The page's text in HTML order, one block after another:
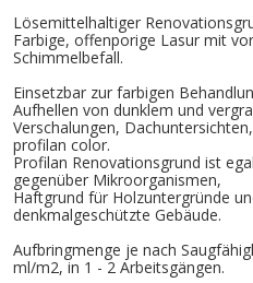
Lösemittelhaltiger
Farbige, offenporige Lasur mit
Schimmelbefall.
Einsetzbar zur farbigen
Aufhellen von dunklem und
Verschalungen,
profilan color.
Profilan Renovationsgrund ist
gegenüber Mikroorganismen,
Haftgrund für Holzuntergründe
denkmalgeschützte Gebäude.
Aufbringmenge je nach
ml/m2, in 1 - 2 Arbeitsgängen.